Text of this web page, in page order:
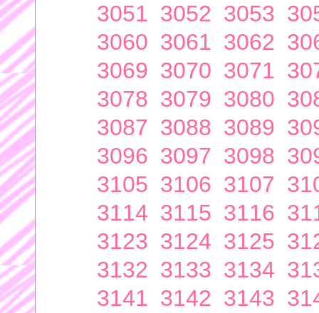
3051 3052 3053
3060 3061 3062
3069 3070 3071
3078 3079 3080
3087 3088 3089
3096 3097 3098
3105 3106 3107
3114 3115 3116
3123 3124 3125
3132 3133 3134
3141 3142 3143